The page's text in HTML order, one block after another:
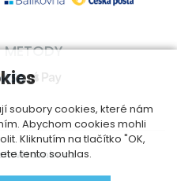
METODY
soubory cookies, které nám
Abychom cookies mohli
Kliknutím na tlačítko "OK,
tento souhlas.